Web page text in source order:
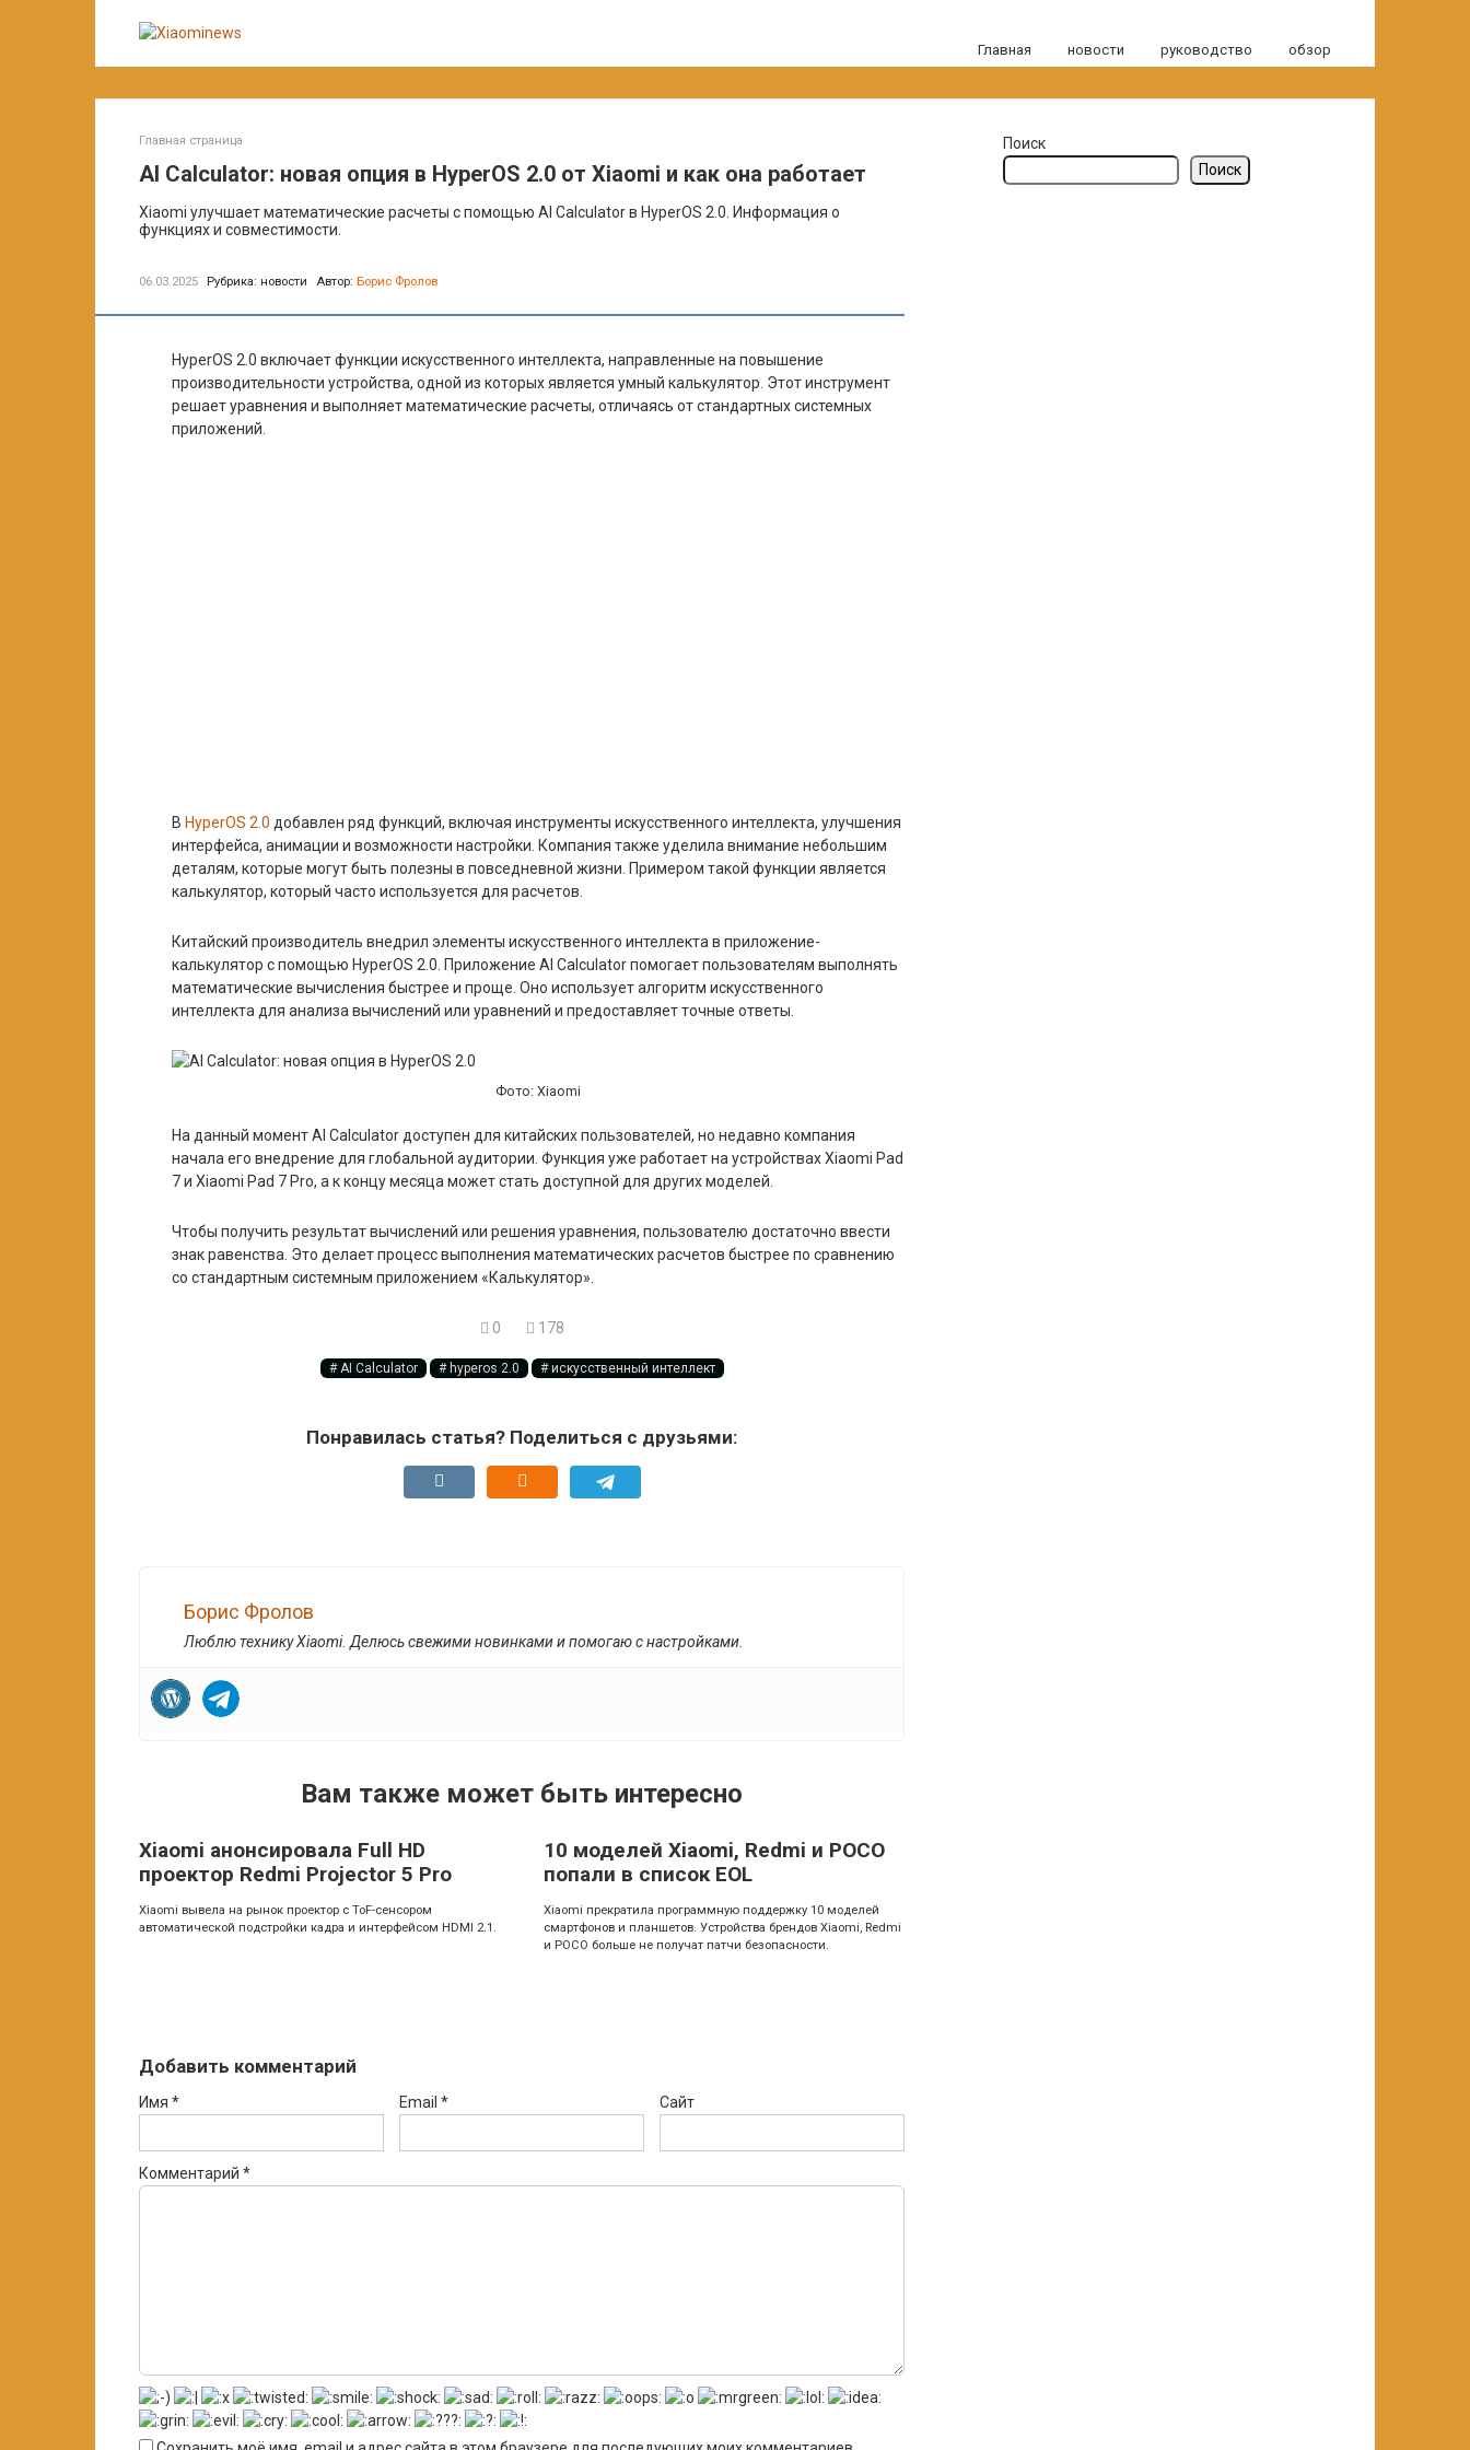
Главная новости руководство обзор
Главная страница
AI Calculator: новая опция в HyperOS 2.0 от Xiaomi и как она работает
Xiaomi улучшает математические расчеты с помощью AI Calculator в HyperOS 2.0. Информация о
функциях и совместимости.
06.03.2025 Рубрика: новости Автор: Борис Фролов
HyperOS 2.0 включает функции искусственного интеллекта, направленные на повышение
производительности устройства, одной из которых является умный калькулятор. Этот инструмент
решает уравнения и выполняет математические расчеты, отличаясь от стандартных системных
приложений.
В HyperOS 2.0 добавлен ряд функций, включая инструменты искусственного интеллекта, улучшения
интерфейса, анимации и возможности настройки. Компания также уделила внимание небольшим
деталям, которые могут быть полезны в повседневной жизни. Примером такой функции является
калькулятор, который часто используется для расчетов.
Китайский производитель внедрил элементы искусственного интеллекта в приложение-
калькулятор с помощью HyperOS 2.0. Приложение AI Calculator помогает пользователям выполнять
математические вычисления быстрее и проще. Оно использует алгоритм искусственного
интеллекта для анализа вычислений или уравнений и предоставляет точные ответы.
Фото: Xiaomi
На данный момент AI Calculator доступен для китайских пользователей, но недавно компания
начала его внедрение для глобальной аудитории. Функция уже работает на устройствах Xiaomi Pad
7 и Xiaomi Pad 7 Pro, а к концу месяца может стать доступной для других моделей.
Чтобы получить результат вычислений или решения уравнения, пользователю достаточно ввести
знак равенства. Это делает процесс выполнения математических расчетов быстрее по сравнению
со стандартным системным приложением «Калькулятор».
0 178
AI Calculator hyperos 2.0 искусственный интеллект
Понравилась статья? Поделиться с друзьями:
Борис Фролов
Люблю технику Xiaomi. Делюсь свежими новинками и помогаю с настройками.
Вам также может быть интересно
Xiaomi анонсировала Full HD
проектор Redmi Projector 5 Pro
Xiaomi вывела на рынок проектор с ToF-сенсором
автоматической подстройки кадра и интерфейсом HDMI 2.1.
10 моделей Xiaomi, Redmi и POCO
попали в список EOL
Xiaomi прекратила программную поддержку 10 моделей
смартфонов и планшетов. Устройства брендов Xiaomi, Redmi
и POCO больше не получат патчи безопасности.
Добавить комментарий
Имя * Email * Сайт
Комментарий *
Поиск
Поиск